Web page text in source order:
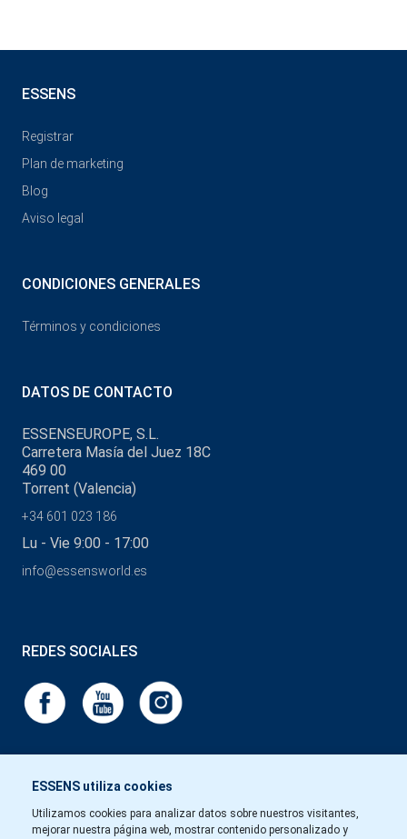
ESSENS utiliza cookies
Utilizamos cookies para analizar datos sobre nuestros visitantes,
mejorar nuestra página web, mostrar contenido personalizado y
ESSENS
Registrar
Plan de marketing
Blog
Aviso legal
CONDICIONES GENERALES
Términos y condiciones
DATOS DE CONTACTO
ESSENSEUROPE, S.L.
Carretera Masía del Juez 18C
469 00
Torrent (Valencia)
+34 601 023 186
Lu - Vie 9:00 - 17:00
info@essensworld.es
REDES SOCIALES